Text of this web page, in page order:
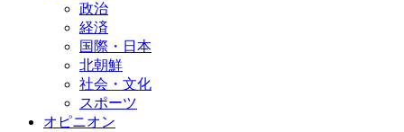
政治
経済
国際・日本
北朝鮮
社会・文化
スポーツ
オピニオン